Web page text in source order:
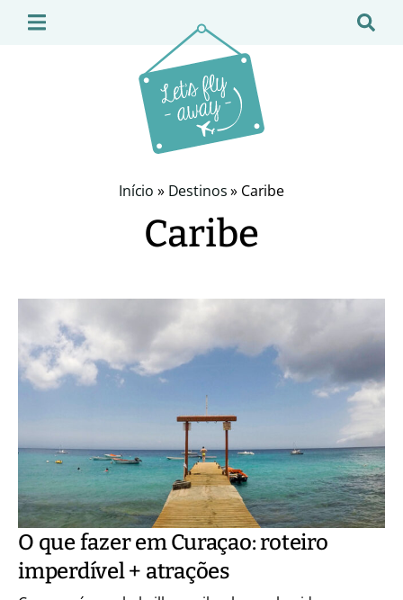
Início » Destinos» Caribe
Caribe
O que fazer em Curaçao: roteiro
imperdível + atrações